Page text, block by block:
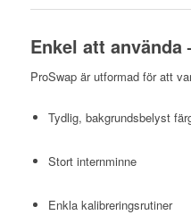
Enkel att använda
ProSwap är utformad för att
Tydlig, bakgrundsbelyst
Stort internminne
Enkla kalibreringsrutiner